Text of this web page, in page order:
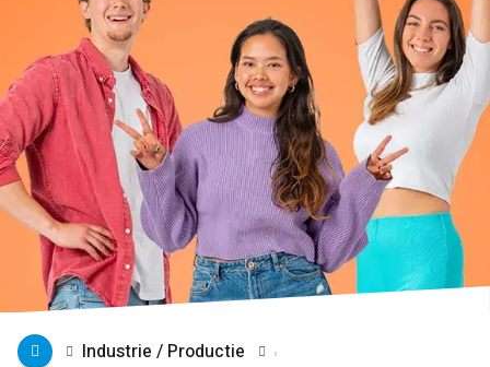
Industrie / Productie